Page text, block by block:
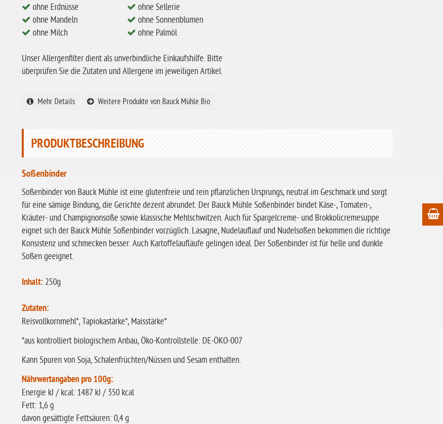
ohne Erdnüsse
ohne Mandeln
ohne Milch
ohne Sellerie
ohne Sonnenblumen
ohne Palmöl
Unser Allergenfilter dient als unverbindliche Einkaufshilfe. Bitte
überprüfen Sie die Zutaten und Allergene im jeweiligen Artikel.
Mehr Details Weitere Produkte von Bauck Mühle Bio
PRODUKTBESCHREIBUNG
Soßenbinder
Soßenbinder von Bauck Mühle ist eine glutenfreie und rein pflanzlichen Ursprungs, neutral im Geschmack und sorgt
für eine sämige Bindung, die Gerichte dezent abrundet. Der Bauck Mühle Soßenbinder bindet Käse-, Tomaten-,
Kräuter- und Champignonsoße sowie klassische Mehlschwitzen. Auch für Spargelcreme- und Brokkolicremesuppe
eignet sich der Bauck Mühle Soßenbinder vorzüglich. Lasagne, Nudelauflauf und Nudelsoßen bekommen die richtige
Konsistenz und schmecken besser. Auch Kartoffelaufläufe gelingen ideal. Der Soßenbinder ist für helle und dunkle
Soßen geeignet.
Inhalt: 250g
Zutaten:
Reisvollkornmehl*, Tapiokastärke*, Maisstärke*
*aus kontrolliert biologischem Anbau, Öko-Kontrollstelle: DE-ÖKO-007
Kann Spuren von Soja, Schalenfrüchten/Nüssen und Sesam enthalten.
Nährwertangaben pro 100g:
Energie kJ / kcal: 1487 kJ / 350 kcal
Fett: 1,6 g
davon gesättigte Fettsäuren: 0,4 g